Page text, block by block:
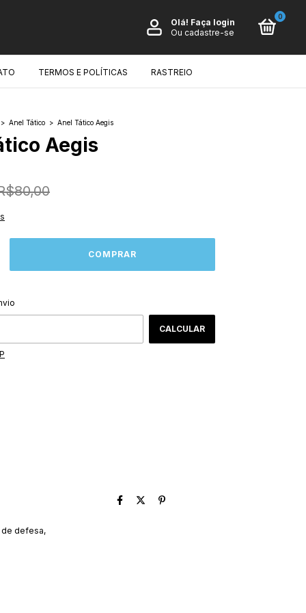
Olá! Faça login
Ou cadastre-se
0
TERMOS E POLÍTICAS RASTREIO
> Anel Tático > Anel Tático Aegis
Aegis
CALCULAR
de defesa,